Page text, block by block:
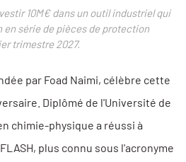
10M€ dans un outil industriel qui
en série de pièces de protection
trimestre 2027.
par Foad Naimi, célèbre cette
Diplômé de l'Université de
chimie-physique a réussi à
plus connu sous l'acronyme